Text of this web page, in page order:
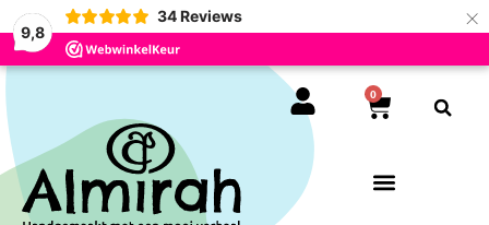
9,8
34 Reviews ×
0